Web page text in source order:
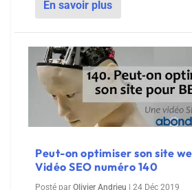
En savoir plus
Peut-on optimiser son site
Vidéo SEO numéro 140
Posté par Olivier Andrieu 24 Déc 2019